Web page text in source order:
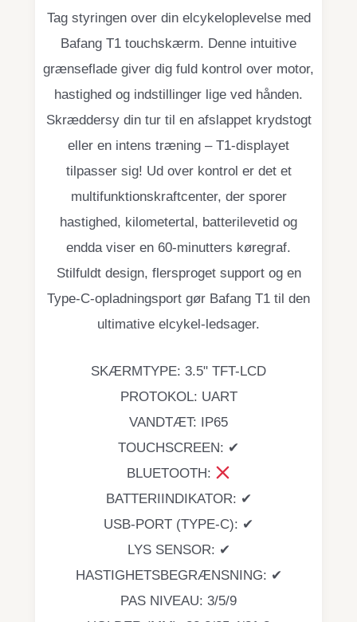
Tag styringen over din elcykeloplevelse med
Bafang T1 touchskærm. Denne intuitive
grænseflade giver dig fuld kontrol over motor,
hastighed og indstillinger lige ved hånden.
Skræddersy din tur til en afslappet krydstogt
eller en intens træning – T1-displayet
tilpasser sig! Ud over kontrol er det et
multifunktionskraftcenter, der sporer
hastighed, kilometertal, batterilevetid og
endda viser en 60-minutters køregraf.
Stilfuldt design, flersproget support og en
Type-C-opladningsport gør Bafang T1 til den
ultimative elcykel-ledsager.
SKÆRMTYPE: 3.5" TFT-LCD
PROTOKOL: UART
VANDTÆT: IP65
TOUCHSCREEN: ✔
BLUETOOTH:
BATTERIINDIKATOR: ✔
USB-PORT (TYPE-C): ✔
LYS SENSOR: ✔
HASTIGHETSBEGRÆNSNING: ✔
PAS NIVEAU: 3/5/9